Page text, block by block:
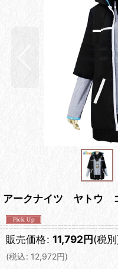
アークナイツ ヤトウ
販売価格: 11,792円(税
(税込: 12,972円)